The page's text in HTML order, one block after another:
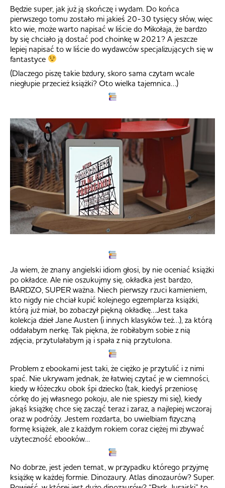
Będzie super, jak już ją skończę i wydam. Do końca
pierwszego tomu zostało mi jakieś 20-30 tysięcy słów, więc
kto wie, może warto napisać w liście do Mikołaja, że bardzo
by się chciało ją dostać pod choinkę w 2021? A jeszcze
lepiej napisać to w liście do wydawców specjalizujących się w
fantastyce
(Dlaczego piszę takie bzdury, skoro sama czytam wcale
niegłupie przecież książki? Oto wielka tajemnica…)
Ja wiem, że znany angielski idiom głosi, by nie oceniać książki
po okładce. Ale nie oszukujmy się, okładka jest bardzo,
BARDZO, SUPER ważna. Niech pierwszy rzuci kamieniem,
kto nigdy nie chciał kupić kolejnego egzemplarza książki,
którą już miał, bo zobaczył piękną okładkę…Jest taka
kolekcja dzieł Jane Austen (i innych klasyków też…), za którą
oddałabym nerkę. Tak piękna, że robiłabym sobie z nią
zdjęcia, przytulałabym ją i spała z nią przytulona.
Problem z ebookami jest taki, że ciężko je przytulić i z nimi
spać. Nie ukrywam jednak, że łatwiej czytać je w ciemności,
kiedy w łóżeczku obok śpi dziecko (tak, kiedyś przeniosę
córkę do jej własnego pokoju, ale nie spieszy mi się), kiedy
jakąś książkę chce się zacząć teraz i zaraz, a najlepiej wczoraj
oraz w podróży. Jestem rozdarta, bo uwielbiam fizyczną
formę książek, ale z każdym rokiem coraz ciężej mi zbywać
użyteczność ebooków…
No dobrze, jest jeden temat, w przypadku którego przyjmę
książkę w każdej formie. Dinozaury. Atlas dinozaurów? Super.